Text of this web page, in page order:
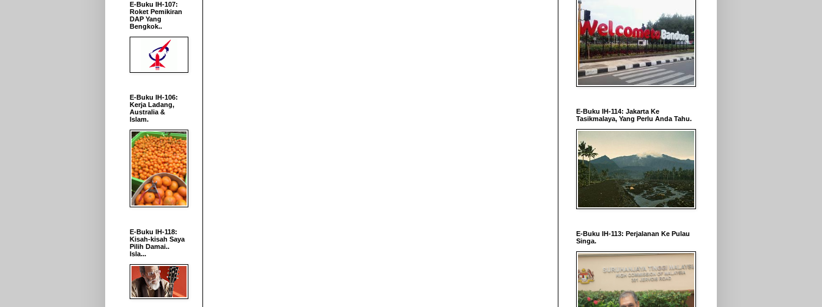
E-Buku IH-107:
Roket Pemikiran
DAP Yang
Bengkok..
E-Buku IH-106:
Kerja Ladang,
Australia &
Islam.
E-Buku IH-118:
Kisah-kisah Saya
Pilih Damai..
Isla...
E-Buku IH-114: Jakarta Ke
Tasikmalaya, Yang Perlu Anda Tahu.
E-Buku IH-113: Perjalanan Ke Pulau
Singa.